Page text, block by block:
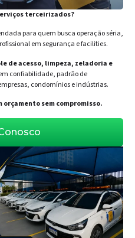
terceirizados?
para quem busca operação séria,
em segurança e facilities.
de acesso, limpeza, zeladoria e
confiabilidade, padrão de
condomínios e indústrias.
sem compromisso.